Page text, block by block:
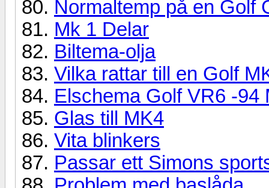
Normaltemp på en Golf
Mk 1 Delar
Biltema-olja
Vilka rattar till en Golf
Elschema Golf VR6 -94
Glas till MK4
Vita blinkers
Passar ett Simons